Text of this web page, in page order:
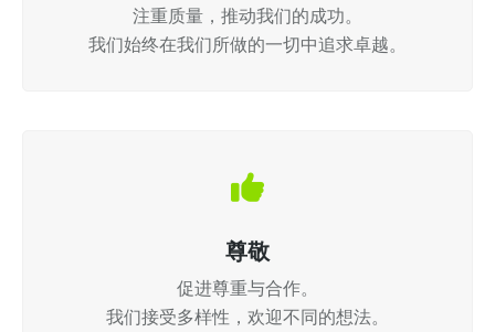
注重质量，推动我们的成功。
我们始终在我们所做的一切中追求卓越。
尊敬
促进尊重与合作。
我们接受多样性，欢迎不同的想法。